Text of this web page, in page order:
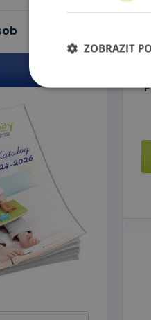
ZOBRAZIT
Nezbytně nutné
stránky nelze bez